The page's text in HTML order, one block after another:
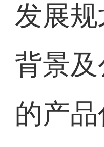
发展
背景
的产